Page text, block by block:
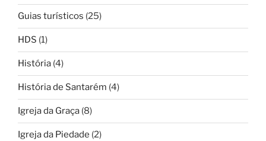
Guias turísticos (25)
HDS (1)
História (4)
História de Santarém (4)
Igreja da Graça (8)
Igreja da Piedade (2)